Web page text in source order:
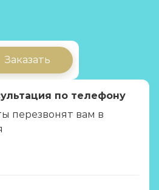
Заказать
по телефону
перезвонят вам в